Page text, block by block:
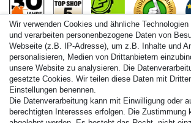
Paintball.de World
Paintball Shop International
Spares Shop North America
* Alle Preise inkl. ges. MwSt. zzgl. Versandkosten
Wir verwenden Cookies und ähnliche
und verarbeiten personenbezogene Daten von
Webseite (z.B. IP-Adresse), um z.B. Inhalte und
personalisieren, Medien von Drittanbietern
unsere Website zu analysieren. Die
gesetzte Cookies. Wir teilen diese Daten mit
Einstellungen benennen.
Die Datenverarbeitung kann mit Einwilligung oder
berechtigten Interesses erfolgen. Die Zustimmung